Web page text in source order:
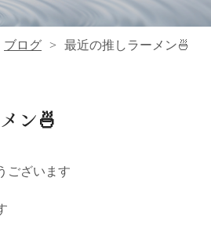
ブログ 最近の推しラーメン🍜
ン🍜
ございます